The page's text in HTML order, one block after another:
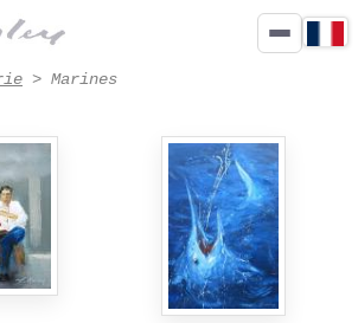
> Marines